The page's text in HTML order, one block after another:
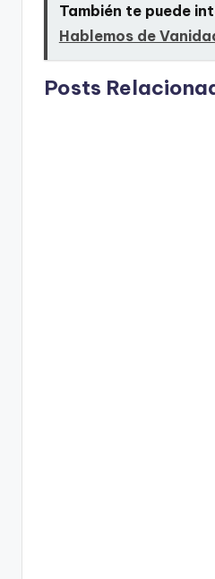
También te puede
Hablemos de
Posts